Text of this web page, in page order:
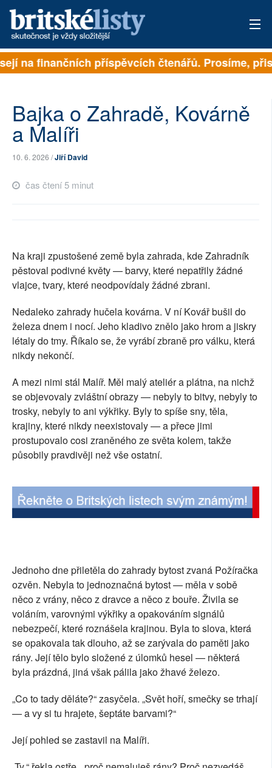
PŘIHLÁSIT
ARCHIV
PŘÍSPĚVKY NA PROVOZ
SOCIÁLNÍ SÍTĚ
RUBRIKY
PLNÁ VERZE STRÁNEK
na finančních příspěvcích čtenářů. Prosíme,
Bajka o Zahradě, Kovárně
a Malíři
10. 6. 2026 /Jiří David
čas čtení 5 minut
Na kraji zpustošené země byla zahrada, kde Zahradník
pěstoval podivné květy — barvy, které nepatřily žádné
vlajce, tvary, které neodpovídaly žádné zbrani.
Nedaleko zahrady hučela kovárna. V ní Kovář bušil do
železa dnem i nocí. Jeho kladivo znělo jako hrom a jiskry
létaly do tmy. Říkalo se, že vyrábí zbraně pro válku, která
nikdy nekončí.
A mezi nimi stál Malíř. Měl malý ateliér a plátna, na nichž
se objevovaly zvláštní obrazy — nebyly to bitvy, nebyly to
trosky, nebyly to ani výkřiky. Byly to spíše sny, těla,
krajiny, které nikdy neexistovaly — a přece jimi
prostupovalo cosi zraněného ze světa kolem, takže
působily pravdivěji než vše ostatní.
Jednoho dne přiletěla do zahrady bytost zvaná Požíračka
ozvěn. Nebyla to jednoznačná bytost — měla v sobě
něco z vrány, něco z dravce a něco z bouře. Živila se
voláním, varovnými výkřiky a opakováním signálů
nebezpečí, které roznášela krajinou. Byla to slova, která
se opakovala tak dlouho, až se zarývala do paměti jako
rány. Její tělo bylo složené z úlomků hesel — některá
byla prázdná, jiná však pálila jako žhavé železo.
„Co to tady děláte?“ zasyčela. „Svět hoří, smečky se trhají
— a vy si tu hrajete, šeptáte barvami?“
Její pohled se zastavil na Malíři.